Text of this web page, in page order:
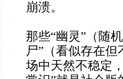
崩溃。
那些“幽灵”（随
尸”（看似存在
场中天然不稳定